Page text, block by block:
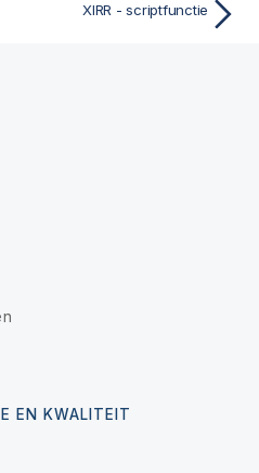
XIRR - scriptfunctie
EN KWALITEIT